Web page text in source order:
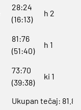
28:24
(16:13)
h 2
81:76
(51:40)
h 1
73:70
(39:38)
ki 1
Ukupan tečaj: 81.86